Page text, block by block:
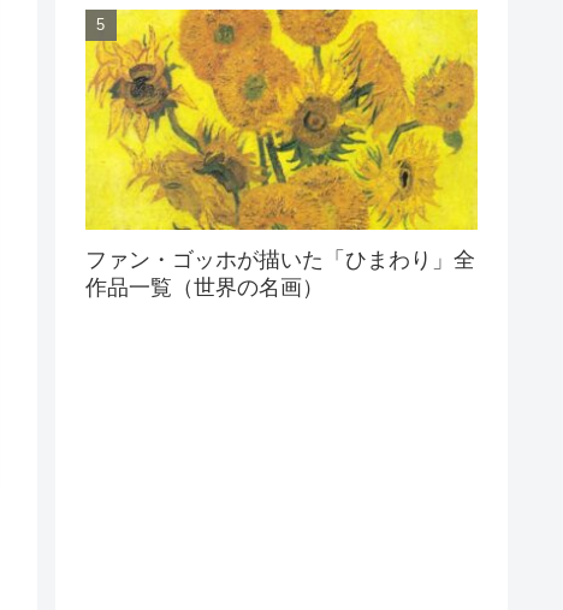
ファン・ゴッホが描いた「ひまわり」全
作品一覧（世界の名画）